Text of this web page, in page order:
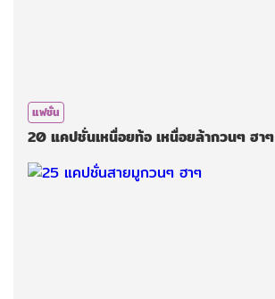
แฟชั่น
20 แคปชั่นเหนื่อยท้อ เหนื่อยล้ากวนๆ ฮาๆ